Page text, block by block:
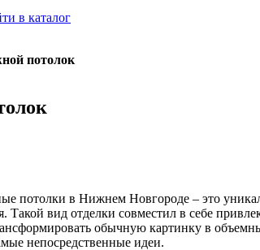
в каталог
потолок
потолки в Нижнем Новгороде – это
Такой вид отделки совместил в себе
обычную картинку в
непосредственные идеи.